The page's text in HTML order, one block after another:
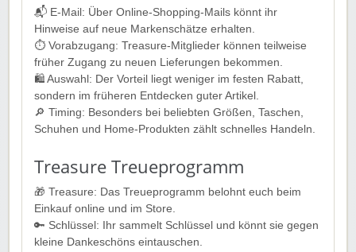
📬 E-Mail: Über Online-Shopping-Mails könnt ihr
Hinweise auf neue Markenschätze erhalten.
⏱️ Vorabzugang: Treasure-Mitglieder können teilweise
früher Zugang zu neuen Lieferungen bekommen.
🛍️ Auswahl: Der Vorteil liegt weniger im festen Rabatt,
sondern im früheren Entdecken guter Artikel.
🔎 Timing: Besonders bei beliebten Größen, Taschen,
Schuhen und Home-Produkten zählt schnelles Handeln.
Treasure Treueprogramm
🎁 Treasure: Das Treueprogramm belohnt euch beim
Einkauf online und im Store.
🔑 Schlüssel: Ihr sammelt Schlüssel und könnt sie gegen
kleine Dankeschöns eintauschen.